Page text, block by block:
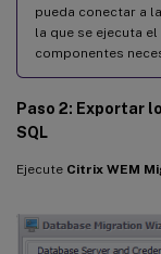
pueda conectar a
la que se ejecuta
componentes
Paso 2: Exportar
SQL
Ejecute Citrix WEM